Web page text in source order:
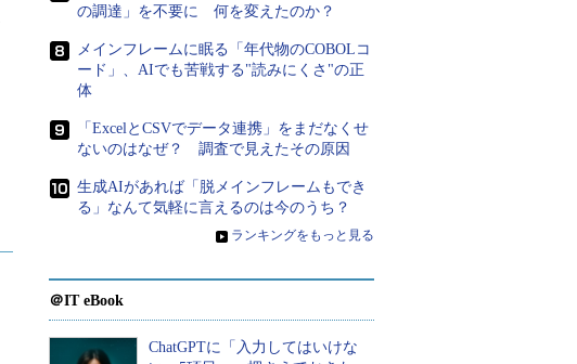
の調達」を不要に 何を変えたのか？
メインフレームに眠る「年代物のCOBOLコ
ード」、AIでも苦戦する"読みにくさ"の正
体
「ExcelとCSVでデータ連携」をまだなくせ
ないのはなぜ？ 調査で見えたその原因
生成AIがあれば「脱メインフレームもでき
る」なんて気軽に言えるのは今のうち？
» ランキングをもっと見る
＠IT eBook
ChatGPTに「入力してはいけな